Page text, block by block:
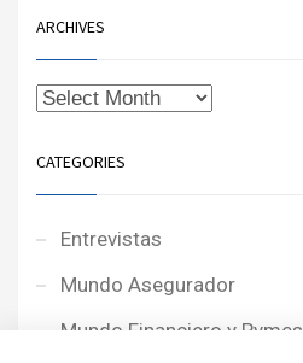
ARCHIVES
CATEGORIES
Entrevistas
Mundo Asegurador
Mundo Financiero y Pymes